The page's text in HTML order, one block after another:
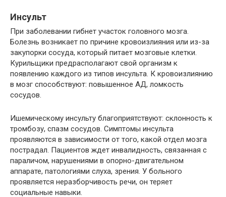
Инсульт
При заболевании гибнет участок головного мозга.
Болезнь возникает по причине кровоизлияния или из-за
закупорки сосуда, который питает мозговые клетки.
Курильщики предрасполагают свой организм к
появлению каждого из типов инсульта. К кровоизлиянию
в мозг способствуют: повышенное АД, ломкость
сосудов.
Ишемическому инсульту благоприятствуют: склонность к
тромбозу, спазм сосудов. Симптомы инсульта
проявляются в зависимости от того, какой отдел мозга
пострадал. Пациентов ждет инвалидность, связанная с
параличом, нарушениями в опорно-двигательном
аппарате, патологиями слуха, зрения. У больного
проявляется неразборчивость речи, он теряет
социальные навыки.